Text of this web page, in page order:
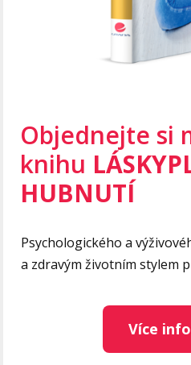
Objednejte si
knihu
HUBNUTÍ
Psychologického a
a zdravým životním stylem
Více